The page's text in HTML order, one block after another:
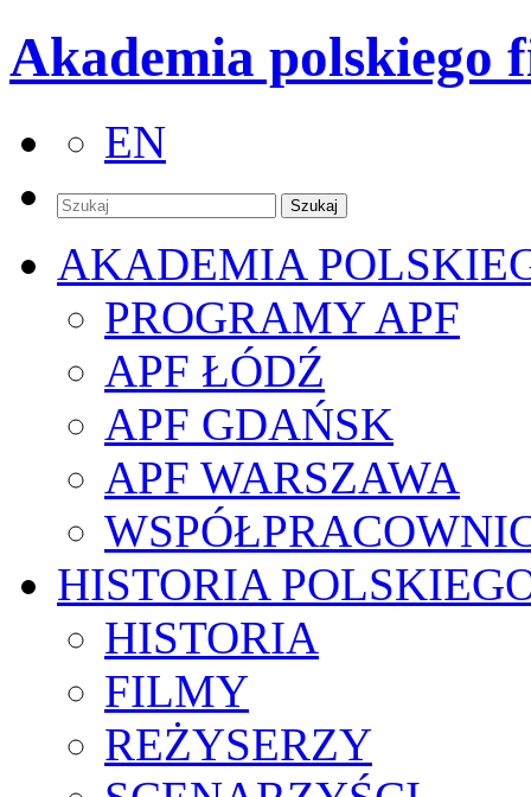
Akademia polskiego
EN
AKADEMIA
PROGRAMY APF
APF ŁÓDŹ
APF GDAŃSK
APF WARSZAWA
HISTORIA
HISTORIA
FILMY
REŻYSERZY